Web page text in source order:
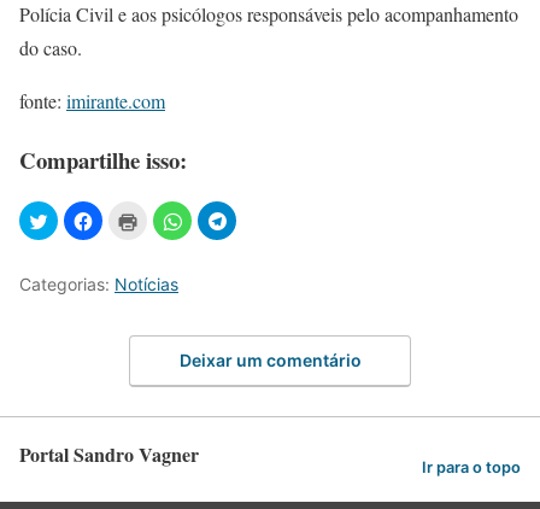
Polícia Civil e aos psicólogos responsáveis pelo acompanhamento
do caso.
fonte: imirante.com
Compartilhe isso:
Categorias: Notícias
Deixar um comentário
Portal Sandro Vagner Ir para o topo